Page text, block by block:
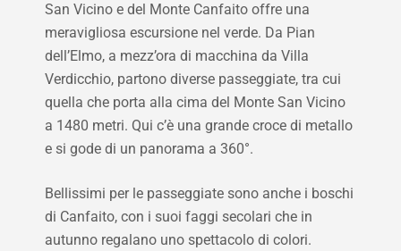
San Vicino e del Monte Canfaito offre una
meravigliosa escursione nel verde. Da Pian
dell’Elmo, a mezz’ora di macchina da Villa
Verdicchio, partono diverse passeggiate, tra cui
quella che porta alla cima del Monte San Vicino
a 1480 metri. Qui c’è una grande croce di metallo
e si gode di un panorama a 360°.
Bellissimi per le passeggiate sono anche i boschi
di Canfaito, con i suoi faggi secolari che in
autunno regalano uno spettacolo di colori.